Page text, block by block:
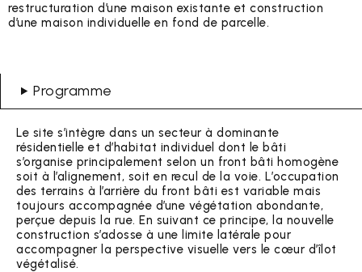
restructuration d’une maison existante et construction
d’une maison individuelle en fond de parcelle.
Programme
Le site s’intègre dans un secteur à dominante
résidentielle et d’habitat individuel dont le bâti
s’organise principalement selon un front bâti homogène
soit à l’alignement, soit en recul de la voie. L’occupation
des terrains à l’arrière du front bâti est variable mais
toujours accompagnée d’une végétation abondante,
perçue depuis la rue. En suivant ce principe, la nouvelle
construction s’adosse à une limite latérale pour
accompagner la perspective visuelle vers le cœur d’îlot
végétalisé.